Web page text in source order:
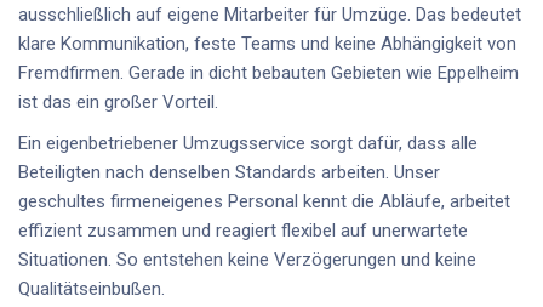
ausschließlich auf eigene Mitarbeiter für Umzüge. Das bedeutet
klare Kommunikation, feste Teams und keine Abhängigkeit von
Fremdfirmen. Gerade in dicht bebauten Gebieten wie Eppelheim
ist das ein großer Vorteil.
Ein eigenbetriebener Umzugsservice sorgt dafür, dass alle
Beteiligten nach denselben Standards arbeiten. Unser
geschultes firmeneigenes Personal kennt die Abläufe, arbeitet
effizient zusammen und reagiert flexibel auf unerwartete
Situationen. So entstehen keine Verzögerungen und keine
Qualitätseinbußen.